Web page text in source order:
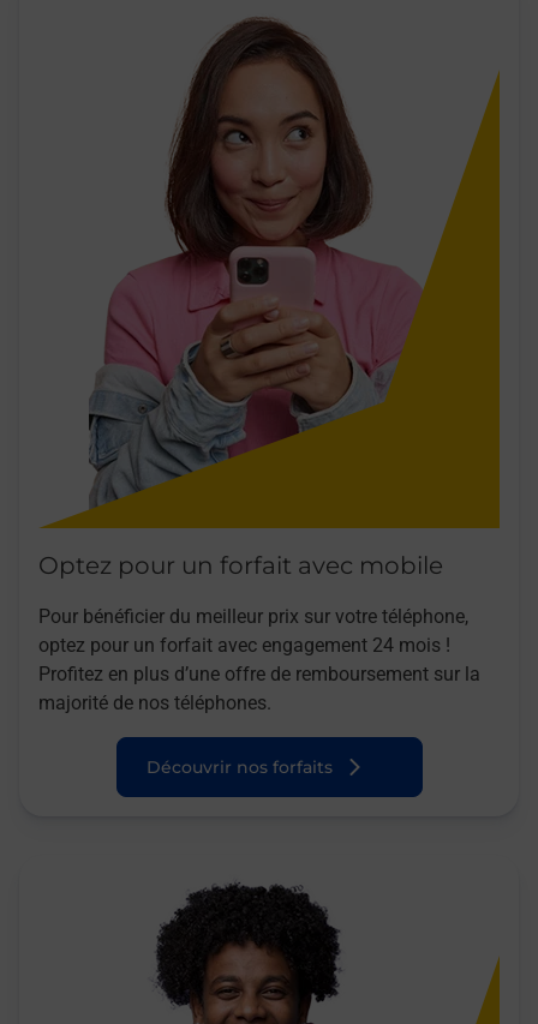
Optez pour un forfait avec mobile
Pour bénéficier du meilleur prix sur votre téléphone,
optez pour un forfait avec engagement 24 mois !
Profitez en plus d’une offre de remboursement sur la
majorité de nos téléphones.
Découvrir nos forfaits